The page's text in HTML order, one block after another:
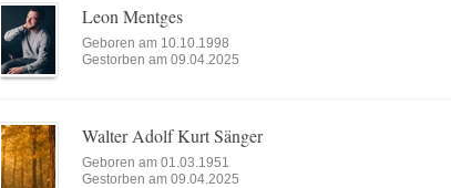
Leon Mentges
Geboren am 10.10.1998
Gestorben am 09.04.2025
Walter Adolf Kurt Sänger
Geboren am 01.03.1951
Gestorben am 09.04.2025